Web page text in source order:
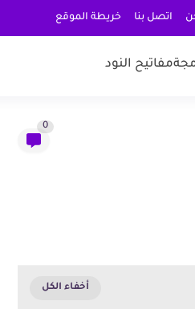
اتصل بنا خريطة الموقع
مفاتيح النود
0